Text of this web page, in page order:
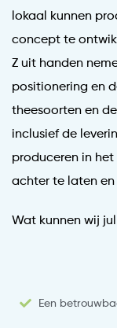
lokaal kunnen
concept te
Z uit handen
positionering en
theesoorten en
inclusief de
produceren in
achter te laten en
Wat kunnen wij
Een